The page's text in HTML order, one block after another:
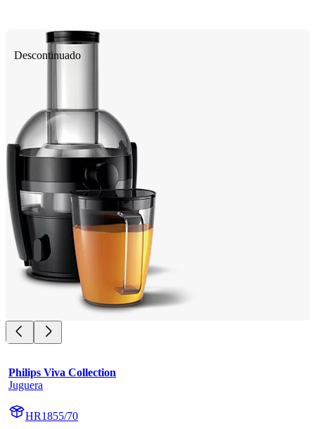
Descontinuado
Philips Viva Collection
Juguera
HR1855/70